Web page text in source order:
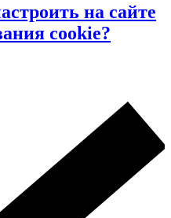
на сайте
cookie?